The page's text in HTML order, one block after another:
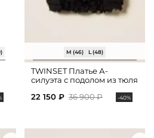
M (46) L (48)
TWINSET Платье А-
силуэта с подолом из тюля
22 150 ₽ 36 900 ₽ -40%